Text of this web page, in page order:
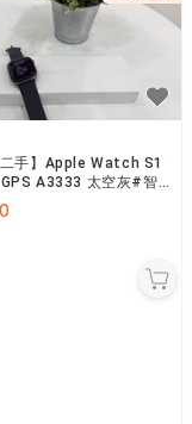
二手】Apple Watch S1
A3333 太空灰#智
固中#新竹店HNX2X